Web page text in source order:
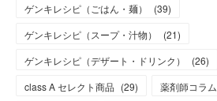
ゲンキレシピ（ごはん・麺）
(39)
ゲンキレシピ（スープ・汁物）
(21)
ゲンキレシピ（デザート・ドリンク）
(26)
class A セレクト商品 (29) 薬剤師コラム